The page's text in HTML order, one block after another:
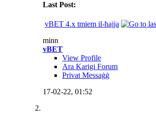
Last Post:
vBET 4.x tmiem il-ħajja
minn
vBET
View Profile
Ara Karigi Forum
Privat Messaġġ
17-02-22, 01:52